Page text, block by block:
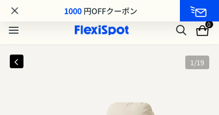
MA8シリーズ MAKUAKE先行発売｜最大25%OFF
0
1/19
1000 円OFFクーポン